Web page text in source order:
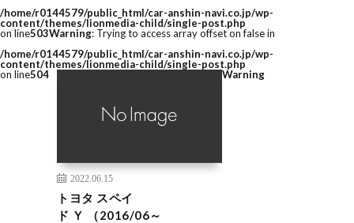
/home/r0144579/public_html/car-anshin-navi.co.jp/wp-
content/themes/lionmedia-child/single-post.php
on line503Warning: Trying to access array offset on false in
/home/r0144579/public_html/car-anshin-navi.co.jp/wp-
content/themes/lionmedia-child/single-post.php
on line504
2022.06.15
トヨタ スペイ
ド Ｙ （2016/06～
Warning